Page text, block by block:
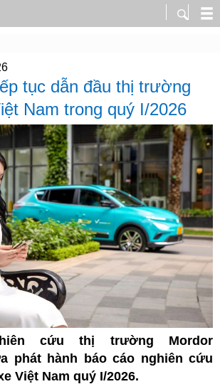
tục dẫn đầu thị trường
Nam trong quý I/2026
cứu thị trường Mordor
phát hành báo cáo nghiên cứu
Việt Nam quý I/2026.